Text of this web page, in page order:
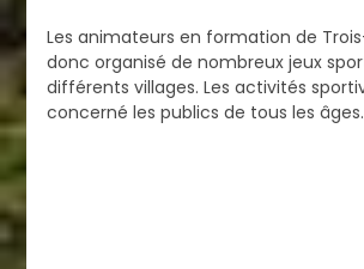
Les animateurs en formation de
donc organisé de nombreux jeux
différents villages. Les activités
concerné les publics de tous les âges.